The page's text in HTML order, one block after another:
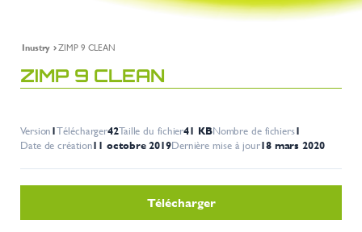
Inustry ZIMP 9 CLEAN
ZIMP 9 CLEAN
Version1Télécharger42Taille du fichier41 KBNombre de fichiers1
Date de création11 octobre 2019Dernière mise à jour18 mars 2020
Télécharger